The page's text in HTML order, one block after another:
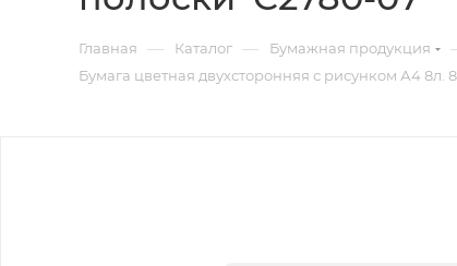
Главная — Каталог — Бумажная продукция
Бумага цветная двухсторонняя с рисунком А4